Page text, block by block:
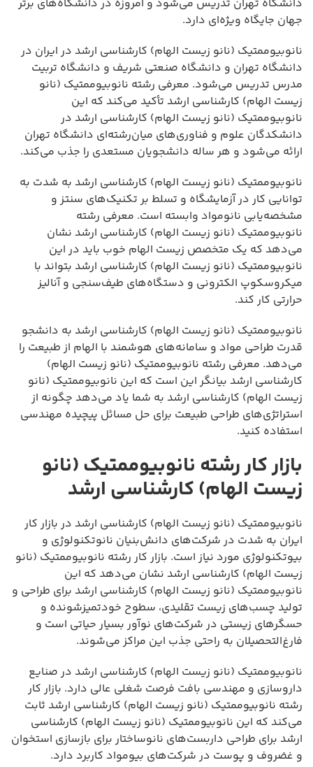
دانشگاه تهران تدریس می‌شود و امروزه در دانشگاه‌های برتر
جهان جایگاه ویژه‌ای دارد.
نانوبیوممتیک (نانو زیست الهام) کارشناسی ارشد در ایران در
دانشگاه تهران و دانشگاه صنعتی شریف و دانشگاه تربیت
مدرس تدریس می‌شود. معرفی رشته نانوبیوممتیک (نانو
زیست الهام) کارشناسی ارشد تأکید می‌کند که این
نانوبیوممتیک (نانو زیست الهام) کارشناسی ارشد در
دانشکدگان علوم و فناوری‌های میان‌رشته‌ای دانشگاه تهران
ارائه می‌شود و هر ساله دانشجویان مستعدی را جذب می‌کند.
نانوبیوممتیک (نانو زیست الهام) کارشناسی ارشد به شدت به
توانایی کار در آزمایشگاه و تسلط بر تکنیک‌های سنتز و
مشخصه‌یابی نانومواد وابسته است. معرفی رشته
نانوبیوممتیک (نانو زیست الهام) کارشناسی ارشد نشان
می‌دهد که یک متخصص زیست الهام خوب باید در این
نانوبیوممتیک (نانو زیست الهام) کارشناسی ارشد بتواند با
میکروسکوپ الکترونی و دستگاه‌های طیف‌سنجی و آنالیز
حرارتی کار کند.
نانوبیوممتیک (نانو زیست الهام) کارشناسی ارشد به دانشجو
قدرت طراحی مواد و سامانه‌های هوشمند با الهام از طبیعت را
می‌دهد. معرفی رشته نانوبیوممتیک (نانو زیست الهام)
کارشناسی ارشد بیانگر این است که این نانوبیوممتیک (نانو
زیست الهام) کارشناسی ارشد به شما یاد می‌دهد چگونه از
استراتژی‌های طراحی طبیعت برای حل مسائل پیچیده مهندسی
استفاده کنید.
بازار کار رشته نانوبیوممتیک (نانو
زیست الهام) کارشناسی ارشد
نانوبیوممتیک (نانو زیست الهام) کارشناسی ارشد در بازار کار
ایران به شدت در شرکت‌های دانش‌بنیان نانوتکنولوژی و
بیوتکنولوژی مورد نیاز است. بازار کار رشته نانوبیوممتیک (نانو
زیست الهام) کارشناسی ارشد نشان می‌دهد که این
نانوبیوممتیک (نانو زیست الهام) کارشناسی ارشد برای طراحی و
تولید چسب‌های زیست تقلیدی، سطوح خودتمیزشونده و
حسگرهای زیستی در شرکت‌های نوآور بسیار حیاتی است و
فارغ‌التحصیلان به راحتی جذب این مراکز می‌شوند.
نانوبیوممتیک (نانو زیست الهام) کارشناسی ارشد در صنایع
داروسازی و مهندسی بافت فرصت شغلی عالی دارد. بازار کار
رشته نانوبیوممتیک (نانو زیست الهام) کارشناسی ارشد ثابت
می‌کند که این نانوبیوممتیک (نانو زیست الهام) کارشناسی
ارشد برای طراحی داربست‌های نانوساختار برای بازسازی استخوان
و غضروف و پوست در شرکت‌های بیومواد کاربرد دارد.